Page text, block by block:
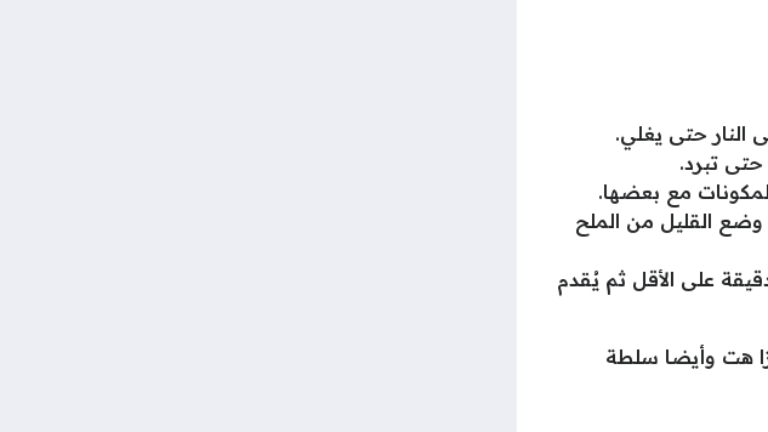
النار حتى يغلي.
تبرد.
مع بعضها.
وضع القليل من الملح
جميع المكونات مع بعضها جيدا ووضع الطبق في الثلاجة حتى 30 دقيقة على الأقل ثم يُقدم
هت وأيضا سلطة